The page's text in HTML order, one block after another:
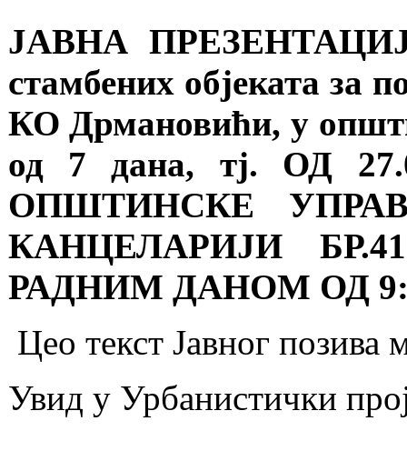
ЈАВНА ПРЕЗЕНТАЦИЈА
стамбених објеката за
КО Дрмановићи, у
од 7 дана, тј. ОД
ОПШТИНСКЕ
КАНЦЕЛАРИЈИ
РАДНИМ ДАНОМ ОД
Цео текст Јавног позива
Увид у Урбанистички